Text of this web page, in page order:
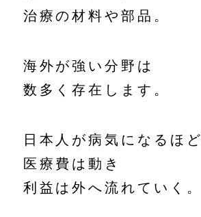
治療の材料や部品。
海外が強い分野は
数多く存在します。
日本人が病気になるほど
医療費は動き
利益は外へ流れていく。